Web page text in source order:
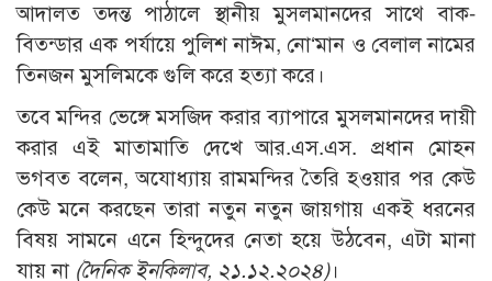
আদালত তদন্ত পাঠালে স্থানীয় মুসলমানদের সাথে বাক-
বিতন্ডার এক পর্যায়ে পুলিশ নাঈম, নো‘মান ও বেলাল নামের
তিনজন মুসলিমকে গুলি করে হত্যা করে।
তবে মন্দির ভেঙ্গে মসজিদ করার ব্যাপারে মুসলমানদের দায়ী
করার এই মাতামাতি দেখে আর.এস.এস. প্রধান মোহন
ভগবত বলেন, অযোধ্যায় রামমন্দির তৈরি হওয়ার পর কেউ
কেউ মনে করছেন তারা নতুন নতুন জায়গায় একই ধরনের
বিষয় সামনে এনে হিন্দুদের নেতা হয়ে উঠবেন, এটা মানা
যায় না (দৈনিক ইনকিলাব, ২১.১২.২০২৪)।